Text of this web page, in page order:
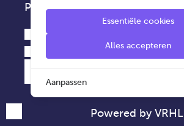
Privacyverklaring
0172 - 42 75 00
info@participe.nu
Powered by VRHL
Essentiële cookies
Alles accepteren
Aanpassen